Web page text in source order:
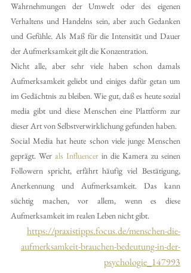
Wahrnehmungen der Umwelt oder des eigenen
Verhaltens und Handelns sein, aber auch Gedanken
und Gefühle. Als Maß für die Intensität und Dauer
der Aufmerksamkeit gilt die Konzentration.
Nicht alle, aber sehr viele haben schon damals
Aufmerksamkeit geliebt und einiges dafür getan um
im Gedächtnis zu bleiben. Wie gut, daß es heute sozial
media gibt und diese Menschen eine Plattform zur
dieser Art von Selbstverwirklichung gefunden haben.
Social Media hat heute schon viele junge Menschen
geprägt. Wer als Influencer in die Kamera zu seinen
Followern spricht, erfährt häufig viel Bestätigung,
Anerkennung und Aufmerksamkeit. Das kann
süchtig machen, vor allem, wenn es diese
Aufmerksamkeit im realen Leben nicht gibt.
https://praxistipps.focus.de/menschen-die-
aufmerksamkeit-brauchen-bedeutung-in-der-
psychologie_147993